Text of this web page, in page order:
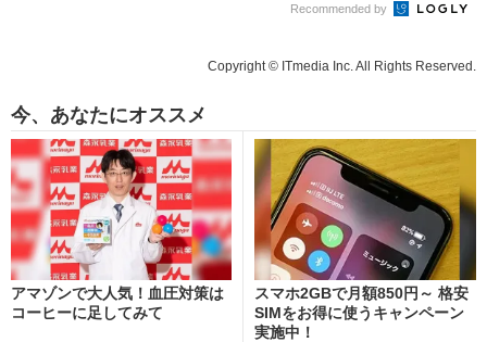
Recommended by
Copyright © ITmedia Inc. All Rights Reserved.
今、あなたにオススメ
アマゾンで大人気！血圧対策は
コーヒーに足してみて
スマホ2GBで月額850円～ 格安
SIMをお得に使うキャンペーン
実施中！